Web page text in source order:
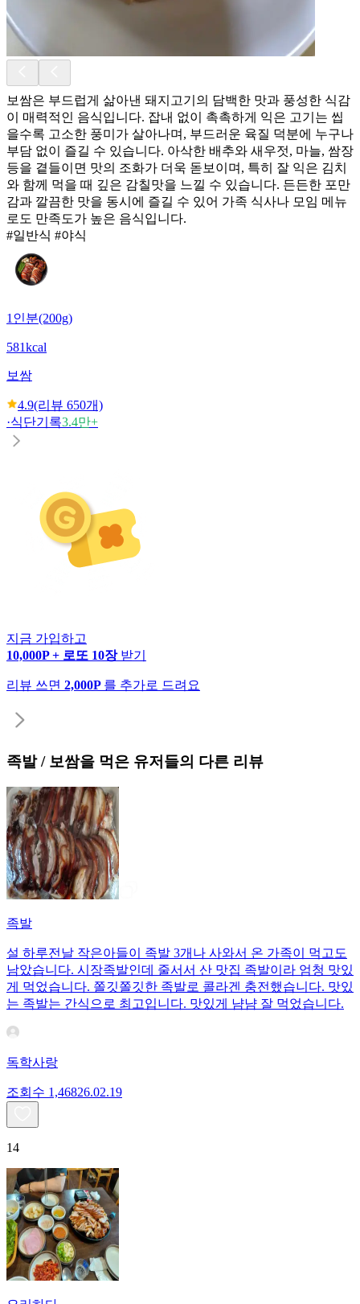
보쌈은 부드럽게 삶아낸 돼지고기의 담백한 맛과 풍성한 식감
이 매력적인 음식입니다. 잡내 없이 촉촉하게 익은 고기는 씹
을수록 고소한 풍미가 살아나며, 부드러운 육질 덕분에 누구나
부담 없이 즐길 수 있습니다. 아삭한 배추와 새우젓, 마늘, 쌈장
등을 곁들이면 맛의 조화가 더욱 돋보이며, 특히 잘 익은 김치
와 함께 먹을 때 깊은 감칠맛을 느낄 수 있습니다. 든든한 포만
감과 깔끔한 맛을 동시에 즐길 수 있어 가족 식사나 모임 메뉴
로도 만족도가 높은 음식입니다.
#일반식 #야식
1인분(200g)
581kcal
보쌈
4.9(리뷰 650개)
·식단기록3.4만+
지금 가입하고
10,000P + 로또 10장 받기
리뷰 쓰면 2,000P 를 추가로 드려요
족발 / 보쌈을 먹은 유저들의 다른 리뷰
족발
설 하루전날 작은아들이 족발 3개나 사와서 온 가족이 먹고도
남았습니다. 시장족발인데 줄서서 산 맛집 족발이라 엄청 맛있
게 먹었습니다. 쫄깃쫄깃한 족발로 콜라겐 충전했습니다. 맛있
는 족발는 간식으로 최고입니다. 맛있게 냠냠 잘 먹었습니다.
독학사랑
조회수 1,46826.02.19
14